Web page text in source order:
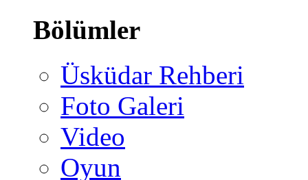
Bölümler
Üsküdar Rehberi
Foto Galeri
Video
Oyun